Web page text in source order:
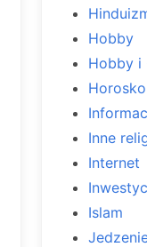
Hobby
Hobby i
Inne
Internet
Islam